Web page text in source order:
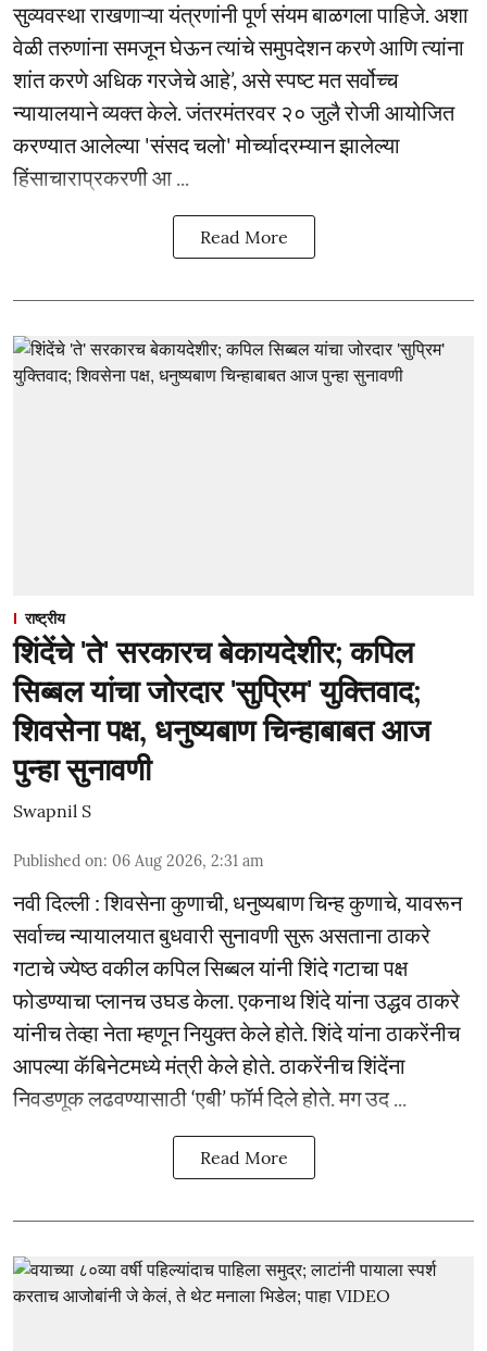
सुव्यवस्था राखणाऱ्या यंत्रणांनी पूर्ण संयम बाळगला पाहिजे. अशा
वेळी तरुणांना समजून घेऊन त्यांचे समुपदेशन करणे आणि त्यांना
शांत करणे अधिक गरजेचे आहे’, असे स्पष्ट मत सर्वोच्च
न्यायालयाने व्यक्त केले. जंतरमंतरवर २० जुलै रोजी आयोजित
करण्यात आलेल्या 'संसद चलो' मोर्च्यादरम्यान झालेल्या
हिंसाचाराप्रकरणी आ ...
Read More
राष्ट्रीय
शिंदेंचे 'ते' सरकारच बेकायदेशीर; कपिल
सिब्बल यांचा जोरदार 'सुप्रिम' युक्तिवाद;
शिवसेना पक्ष, धनुष्यबाण चिन्हाबाबत आज
पुन्हा सुनावणी
Swapnil S
Published on: 06 Aug 2026, 2:31 am
नवी दिल्ली : शिवसेना कुणाची, धनुष्यबाण चिन्ह कुणाचे, यावरून
सर्वाच्च न्यायालयात बुधवारी सुनावणी सुरू असताना ठाकरे
गटाचे ज्येष्ठ वकील कपिल सिब्बल यांनी शिंदे गटाचा पक्ष
फोडण्याचा प्लानच उघड केला. एकनाथ शिंदे यांना उद्धव ठाकरे
यांनीच तेव्हा नेता म्हणून नियुक्त केले होते. शिंदे यांना ठाकरेंनीच
आपल्या कॅबिनेटमध्ये मंत्री केले होते. ठाकरेंनीच शिंदेंना
निवडणूक लढवण्यासाठी ‘एबी’ फॉर्म दिले होते. मग उद ...
Read More